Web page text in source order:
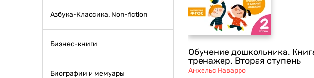
Азбука-Классика. Non-fiction
Бизнес-книги
Биографии и мемуары
Обучение дошкольника.
тренажер. Вторая ступень
Анхельс Наварро